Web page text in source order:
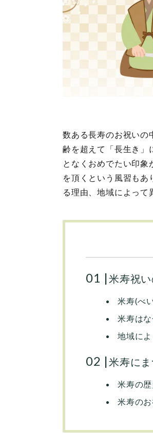
数ある長寿のお祝いの
齢を超えて「長生き」
となくおめでたい印
を頂くという風習もあ
る理由、地域によって
米寿祝
米寿(べ
米寿は
地域に
米寿に
米寿の
米寿の